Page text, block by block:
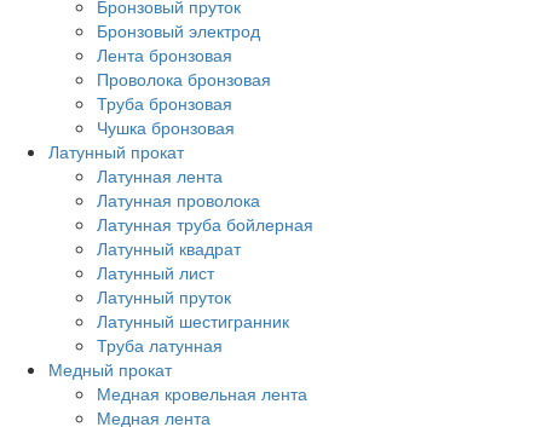
Бронзовый пруток
Бронзовый электрод
Лента бронзовая
Проволока бронзовая
Труба бронзовая
Чушка бронзовая
Латунный прокат
Латунная лента
Латунная проволока
Латунная труба бойлерная
Латунный квадрат
Латунный лист
Латунный пруток
Латунный шестигранник
Труба латунная
Медный прокат
Медная кровельная лента
Медная лента